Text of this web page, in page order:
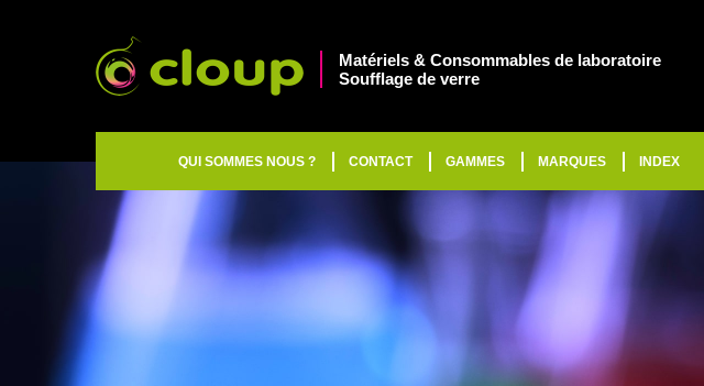
Matériels & Consommables de laboratoire
Soufflage de verre
QUI SOMMES NOUS ? CONTACT GAMMES MARQUES INDEX